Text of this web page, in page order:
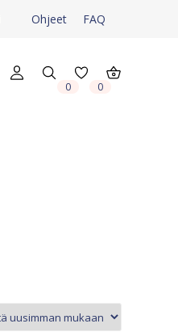
Ohjeet FAQ
0 0